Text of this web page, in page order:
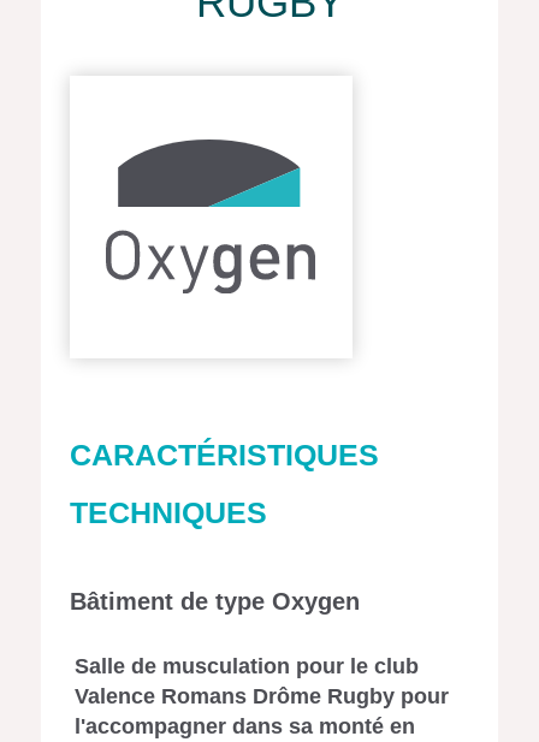
CARACTÉRISTIQUES
TECHNIQUES
Bâtiment de type Oxygen
Salle de musculation pour le club
Valence Romans Drôme Rugby pour
l'accompagner dans sa monté en